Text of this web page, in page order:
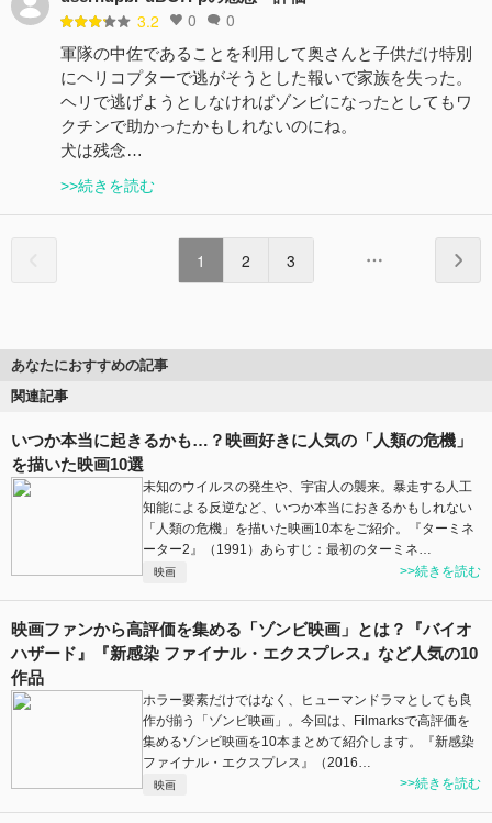
3.2 0 0
軍隊の中佐であることを利用して奥さんと子供だけ特別
にヘリコプターで逃がそうとした報いで家族を失った。
ヘリで逃げようとしなければゾンビになったとしてもワ
クチンで助かったかもしれないのにね。
犬は残念…
>>続きを読む
1 2 3
あなたにおすすめの記事
関連記事
いつか本当に起きるかも…？映画好きに人気の「人類の危機」
を描いた映画10選
未知のウイルスの発生や、宇宙人の襲来。暴走する人工
知能による反逆など、いつか本当におきるかもしれない
「人類の危機」を描いた映画10本をご紹介。『ターミネ
ーター2』（1991）あらすじ：最初のターミネ…
映画 >>続きを読む
映画ファンから高評価を集める「ゾンビ映画」とは？『バイオ
ハザード』『新感染 ファイナル・エクスプレス』など人気の10
作品
ホラー要素だけではなく、ヒューマンドラマとしても良
作が揃う「ゾンビ映画」。今回は、Filmarksで高評価を
集めるゾンビ映画を10本まとめて紹介します。『新感染
ファイナル・エクスプレス』（2016…
映画 >>続きを読む